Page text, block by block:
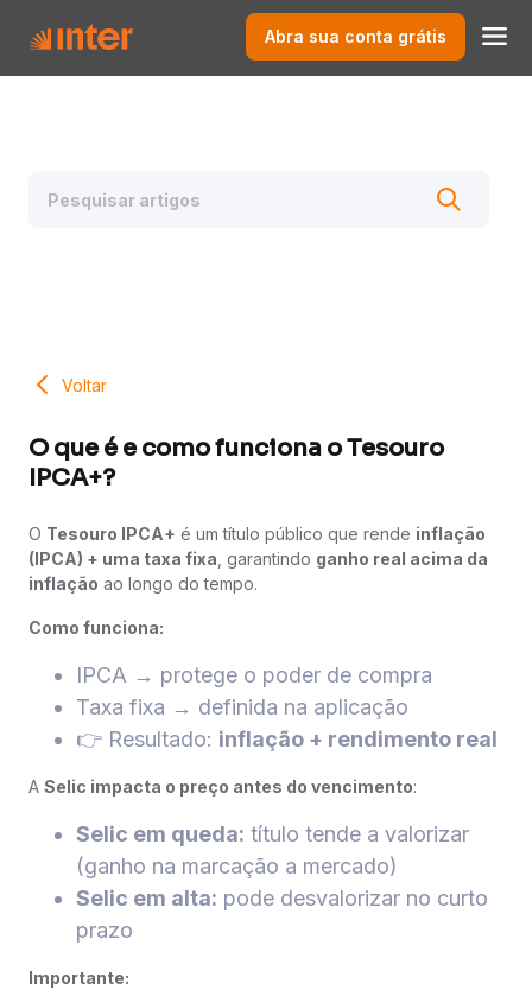
Abra sua conta grátis
Voltar
O que é e como funciona o Tesouro
IPCA+?
O Tesouro IPCA+ é um título público que rende inflação
(IPCA) + uma taxa fixa , garantindo ganho real acima da
inflação ao longo do tempo.
Como funciona:
IPCA → protege o poder de compra
Taxa fixa → definida na aplicação
👉 Resultado: inflação + rendimento real
A Selic impacta o preço antes do vencimento:
Selic em queda: título tende a valorizar
(ganho na marcação a mercado)
Selic em alta: pode desvalorizar no curto
prazo
Importante: